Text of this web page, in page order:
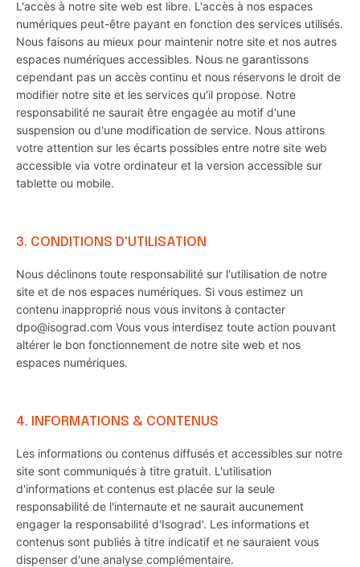
L'accès à notre site web est libre. L'accès à nos espaces
numériques peut-être payant en fonction des services utilisés.
Nous faisons au mieux pour maintenir notre site et nos autres
espaces numériques accessibles. Nous ne garantissons
cependant pas un accès continu et nous réservons le droit de
modifier notre site et les services qu'il propose. Notre
responsabilité ne saurait être engagée au motif d'une
suspension ou d'une modification de service. Nous attirons
votre attention sur les écarts possibles entre notre site web
accessible via votre ordinateur et la version accessible sur
tablette ou mobile.
3. CONDITIONS D'UTILISATION
Nous déclinons toute responsabilité sur l'utilisation de notre
site et de nos espaces numériques. Si vous estimez un
contenu inapproprié nous vous invitons à contacter
dpo@isograd.com Vous vous interdisez toute action pouvant
altérer le bon fonctionnement de notre site web et nos
espaces numériques.
4. INFORMATIONS & CONTENUS
Les informations ou contenus diffusés et accessibles sur notre
site sont communiqués à titre gratuit. L'utilisation
d'informations et contenus est placée sur la seule
responsabilité de l'internaute et ne saurait aucunement
engager la responsabilité d'Isograd'. Les informations et
contenus sont publiés à titre indicatif et ne sauraient vous
dispenser d'une analyse complémentaire.